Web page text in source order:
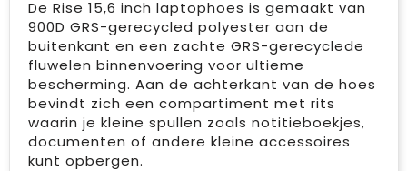
De Rise 15,6 inch laptophoes is gemaakt van
900D GRS-gerecycled polyester aan de
buitenkant en een zachte GRS-gerecyclede
fluwelen binnenvoering voor ultieme
bescherming. Aan de achterkant van de hoes
bevindt zich een compartiment met rits
waarin je kleine spullen zoals notitieboekjes,
documenten of andere kleine accessoires
kunt opbergen.